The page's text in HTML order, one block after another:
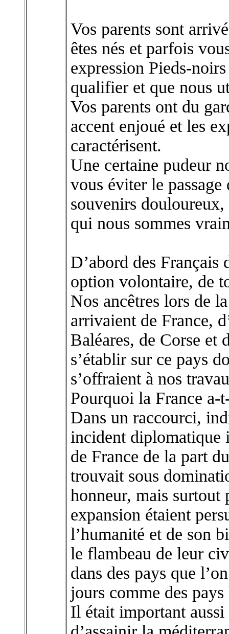
Vos parents sont
êtes nés et parfois
expression Pieds-
qualifier et que nous
Vos parents ont du
accent enjoué et les
caractérisent.
Une certaine pudeur
vous éviter le
souvenirs douloureux,
qui nous sommes
D’abord des Français
option volontaire, de
Nos ancêtres lors de
arrivaient de France,
Baléares, de Corse et
s’établir sur ce pays
s’offraient à nos
Pourquoi la France
Dans un raccourci,
incident diplomatique
de France de la part
trouvait sous
honneur, mais surtout
expansion étaient
l’humanité et de son
le flambeau de leur
dans des pays que
jours comme des
Il était important